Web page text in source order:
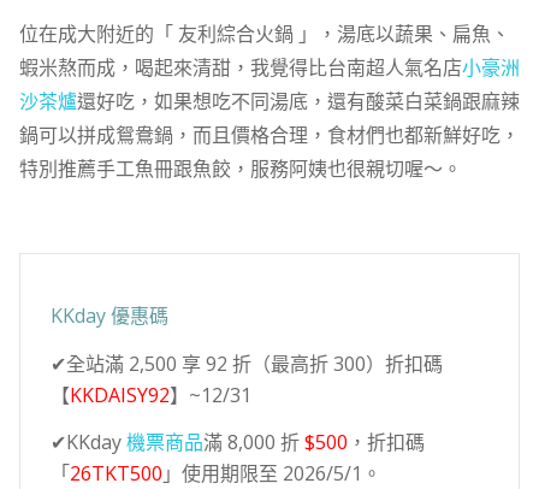
位在成大附近的「 友利綜合火鍋 」，湯底以蔬果、扁魚、
蝦米熬而成，喝起來清甜，我覺得比台南超人氣名店小豪洲
沙茶爐還好吃，如果想吃不同湯底，還有酸菜白菜鍋跟麻辣
鍋可以拼成鴛鴦鍋，而且價格合理，食材們也都新鮮好吃，
特別推薦手工魚冊跟魚餃，服務阿姨也很親切喔～。
KKday 優惠碼
✔全站滿 2,500 享 92 折（最高折 300）折扣碼
【KKDAISY92】~12/31
✔KKday機票商品滿 8,000 折$500 ，折扣碼
「26TKT500 」使用期限至 2026/5/1。